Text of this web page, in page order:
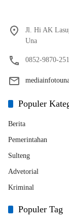
Jl. Hi AK
Una
0852-9870-
Populer
Berita
Pemerintahan
Sulteng
Advetorial
Kriminal
Populer Tag